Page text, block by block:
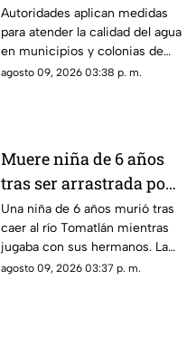
la calidad del agua en
municipios y colonias
afectadas
Autoridades aplican medidas
para atender la calidad del agua
en municipios y colonias de
Guadalajara. Las acciones
agosto 09, 2026 03:38 p. m.
Muere niña de 6 años
tras ser arrastrada por
la corriente del río
Tomatlán
Una niña de 6 años murió tras
caer al río Tomatlán mientras
jugaba con sus hermanos. La
corriente la arrastró y provocó
agosto 09, 2026 03:37 p. m.